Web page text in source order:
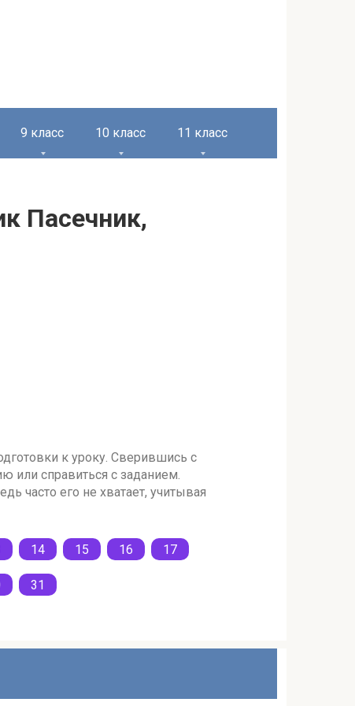
9 класс 10 класс 11 класс
Пасечник,
к уроку. Сверившись с
или справиться с заданием.
часто его не хватает, учитывая
14 15 16 17
31